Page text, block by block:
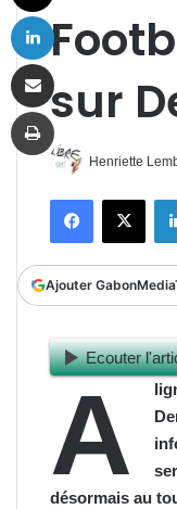
sur
Henriette
FacebookX
Ajouter
Ecouter
A
désormais au
Imprimer